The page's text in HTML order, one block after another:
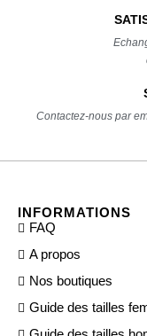
Contactez-nous par
INFORMATIONS
FAQ
A propos
Nos boutiques
Guide des tailles